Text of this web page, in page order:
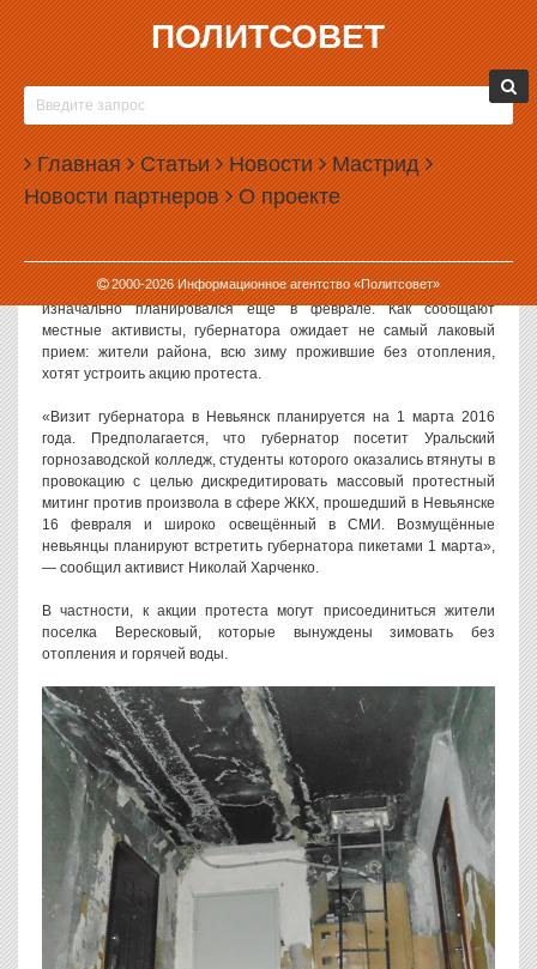
ПОЛИТСОВЕТ
Главная Статьи Новости Мастрид
Новости партнеров О проекте
2000-2026Информационное агентство «Политсовет»
29.02.2016, 10:34
НЕВЬЯНСК ВСТРЕТИТ КУЙВАШЕВА
ПРОТЕСТНЫМ ПИКЕТОМ
Жители Невьянского района намерены провести акцию протеста
в день приезда к ним губернатора Евгения Куйвашева. Жители
поселков, расположенных в этом районе, всю зиму провели без
отопления.
Визит Куйвашева в Невьянск намечен на 1 марта, ходя
изначально планировался еще в феврале. Как сообщают
местные активисты, губернатора ожидает не самый лаковый
прием: жители района, всю зиму прожившие без отопления,
хотят устроить акцию протеста.
«Визит губернатора в Невьянск планируется на 1 марта 2016
года. Предполагается, что губернатор посетит Уральский
горнозаводской колледж, студенты которого оказались втянуты в
провокацию с целью дискредитировать массовый протестный
митинг против произвола в сфере ЖКХ, прошедший в Невьянске
16 февраля и широко освещённый в СМИ. Возмущённые
невьянцы планируют встретить губернатора пикетами 1 марта»,
— сообщил активист Николай Харченко.
В частности, к акции протеста могут присоединиться жители
поселка Вересковый, которые вынуждены зимовать без
отопления и горячей воды.